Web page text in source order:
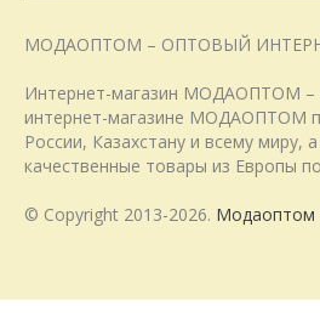
МОДАОПТОМ – ОПТОВЫЙ
Интернет-магазин МОДАОПТОМ –
интернет-магазине МОДАОПТОМ
России, Казахстану и всему
качественные товары из Европы
© Copyright 2013-2026. Модаоптом